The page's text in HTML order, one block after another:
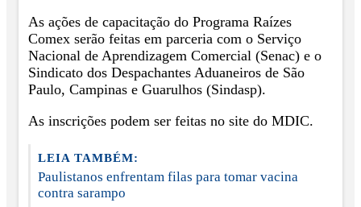
As ações de capacitação do Programa Raízes
Comex serão feitas em parceria com o Serviço
Nacional de Aprendizagem Comercial (Senac) e o
Sindicato dos Despachantes Aduaneiros de São
Paulo, Campinas e Guarulhos (Sindasp).
As inscrições podem ser feitas no site do MDIC.
LEIA TAMBÉM:
Paulistanos enfrentam filas para tomar vacina
contra sarampo